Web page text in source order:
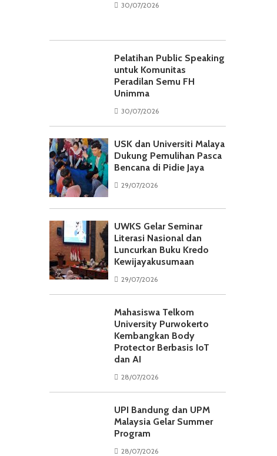
30/07/2026
Pelatihan Public Speaking
untuk Komunitas
Peradilan Semu FH
Unimma
30/07/2026
USK dan Universiti Malaya
Dukung Pemulihan Pasca
Bencana di Pidie Jaya
29/07/2026
UWKS Gelar Seminar
Literasi Nasional dan
Luncurkan Buku Kredo
Kewijayakusumaan
29/07/2026
Mahasiswa Telkom
University Purwokerto
Kembangkan Body
Protector Berbasis IoT
dan AI
28/07/2026
UPI Bandung dan UPM
Malaysia Gelar Summer
Program
28/07/2026